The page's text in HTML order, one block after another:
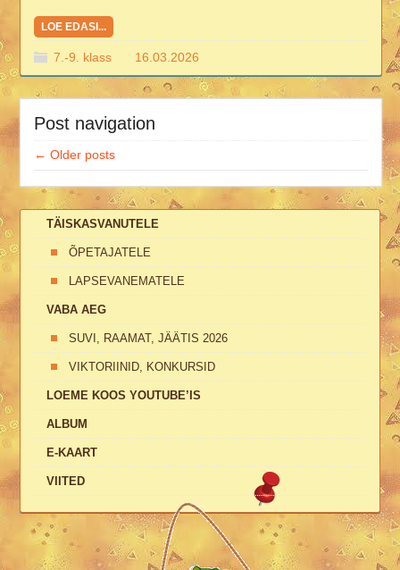
LOE EDASI...
7.-9. klass 16.03.2026
Post navigation
← Older posts
TÄISKASVANUTELE
ÕPETAJATELE
LAPSEVANEMATELE
VABA AEG
SUVI, RAAMAT, JÄÄTIS 2026
VIKTORIINID, KONKURSID
LOEME KOOS YOUTUBE’IS
ALBUM
E-KAART
VIITED